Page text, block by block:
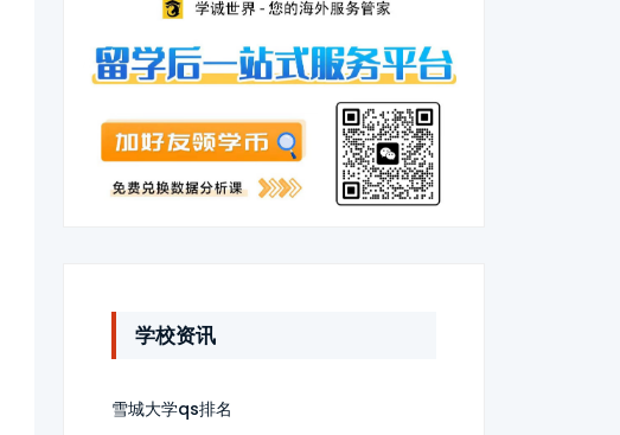
学校资讯
雪城大学qs排名